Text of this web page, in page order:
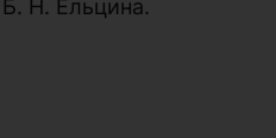
Н. Ельцина.